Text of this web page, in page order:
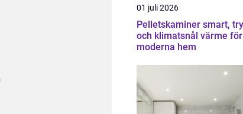
01 juli 2026
Pelletskaminer smart, trygg
och klimatsnål värme för
moderna hem